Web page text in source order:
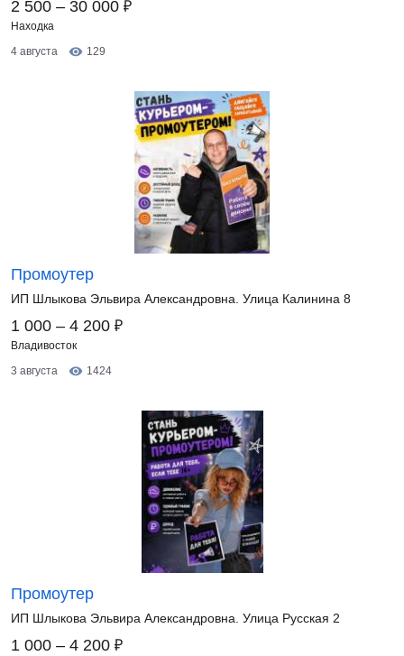
2 500 – 30 000 ₽
Находка
4 августа
129
Промоутер
ИП Шлыкова Эльвира Александровна. Улица Калинина 8
1 000 – 4 200 ₽
Владивосток
3 августа
1424
Промоутер
ИП Шлыкова Эльвира Александровна. Улица Русская 2
1 000 – 4 200 ₽